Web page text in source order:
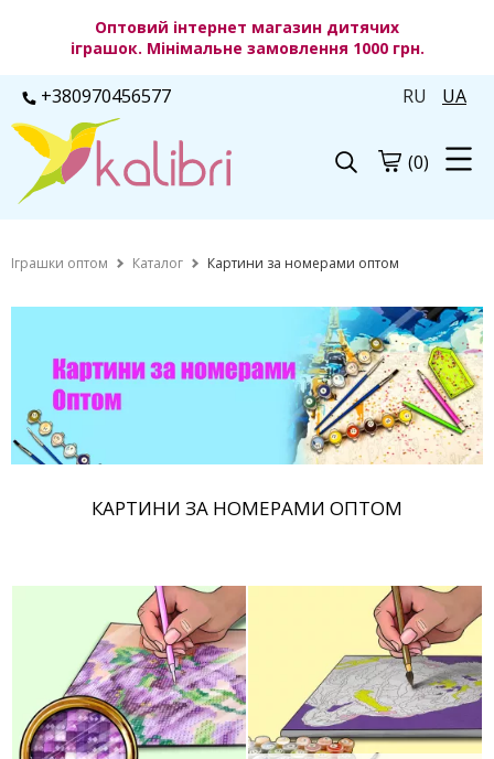
Оптовий інтернет магазин дитячих
іграшок. Мінімальне замовлення 1000 грн.
+380970456577 RU UA
(0)
Іграшки оптом Каталог Картини за номерами оптом
КАРТИНИ ЗА НОМЕРАМИ ОПТОМ